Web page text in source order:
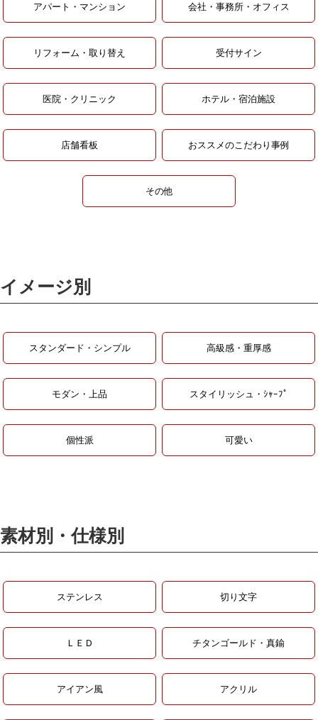
アパート・マンション 会社・事務所・オフィス
リフォーム・取り替え 受付サイン
医院・クリニック ホテル・宿泊施設
店舗看板 おススメのこだわり事例
その他
イメージ別
スタンダード・シンプル 高級感・重厚感
モダン・上品 スタイリッシュ・ｼｬｰﾌﾟ
個性派 可愛い
素材別・仕様別
ステンレス 切り文字
ＬＥＤ チタンゴールド・真鍮
アイアン風 アクリル